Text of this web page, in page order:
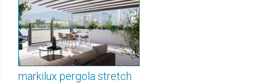
markilux pergola stretch